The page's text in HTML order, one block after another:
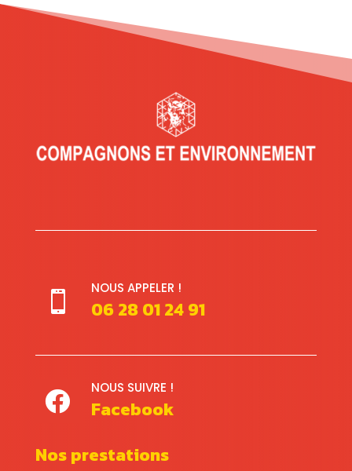

NOUS APPELER !
06 28 01 24 91

NOUS SUIVRE !
Facebook
Nos prestations